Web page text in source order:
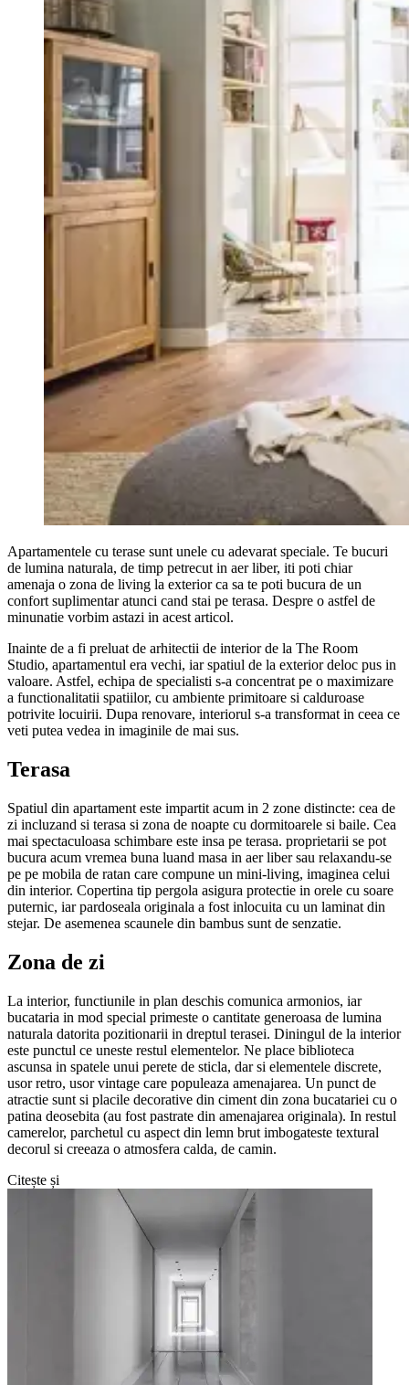
Apartamentele cu terase sunt unele cu adevarat speciale. Te bucuri
de lumina naturala, de timp petrecut in aer liber, iti poti chiar
amenaja o zona de living la exterior ca sa te poti bucura de un
confort suplimentar atunci cand stai pe terasa. Despre o astfel de
minunatie vorbim astazi in acest articol.
Inainte de a fi preluat de arhitectii de interior de la The Room
Studio, apartamentul era vechi, iar spatiul de la exterior deloc pus in
valoare. Astfel, echipa de specialisti s-a concentrat pe o maximizare
a functionalitatii spatiilor, cu ambiente primitoare si calduroase
potrivite locuirii. Dupa renovare, interiorul s-a transformat in ceea ce
veti putea vedea in imaginile de mai sus.
Terasa
Spatiul din apartament este impartit acum in 2 zone distincte: cea de
zi incluzand si terasa si zona de noapte cu dormitoarele si baile. Cea
mai spectaculoasa schimbare este insa pe terasa. proprietarii se pot
bucura acum vremea buna luand masa in aer liber sau relaxandu-se
pe pe mobila de ratan care compune un mini-living, imaginea celui
din interior. Copertina tip pergola asigura protectie in orele cu soare
puternic, iar pardoseala originala a fost inlocuita cu un laminat din
stejar. De asemenea scaunele din bambus sunt de senzatie.
Zona de zi
La interior, functiunile in plan deschis comunica armonios, iar
bucataria in mod special primeste o cantitate generoasa de lumina
naturala datorita pozitionarii in dreptul terasei. Diningul de la interior
este punctul ce uneste restul elementelor. Ne place biblioteca
ascunsa in spatele unui perete de sticla, dar si elementele discrete,
usor retro, usor vintage care populeaza amenajarea. Un punct de
atractie sunt si placile decorative din ciment din zona bucatariei cu o
patina deosebita (au fost pastrate din amenajarea originala). In restul
camerelor, parchetul cu aspect din lemn brut imbogateste textural
decorul si creeaza o atmosfera calda, de camin.
Citește și